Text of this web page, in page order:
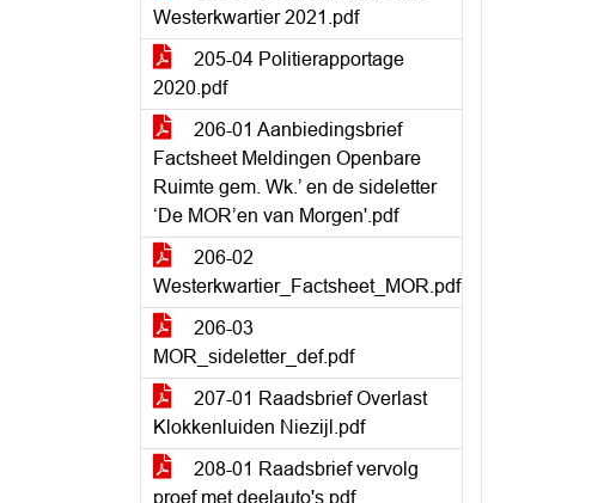
Westerkwartier 2021.pdf
205-04 Politierapportage
2020.pdf
206-01 Aanbiedingsbrief
Factsheet Meldingen Openbare
Ruimte gem. Wk.’ en de sideletter
‘De MOR’en van Morgen'.pdf
206-02
Westerkwartier_Factsheet_MOR.pdf
206-03
MOR_sideletter_def.pdf
207-01 Raadsbrief Overlast
Klokkenluiden Niezijl.pdf
208-01 Raadsbrief vervolg
proef met deelauto's.pdf